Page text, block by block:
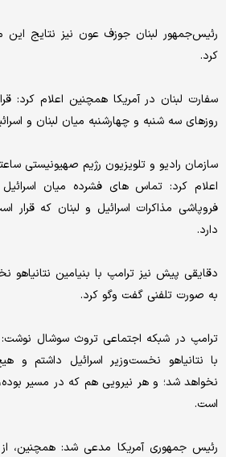
رئیس‌جمهور لبنان جوزف عون نیز نتایج این
کرد.
سفارت لبنان در آمریکا همچنین اعلام کرد:
روزهای سه شنبه و چهارشنبه میان لبنان و
سازمان رادیو و تلویزیون رژیم صهیونیستی
اعلام کرد: تماس های فشرده میان اسرائیل
فروپاشی مذاکرات اسرائیل و لبنان که قرار
دارد.
دقایقی پیش نیز ترامپ با بنیامین نتانیاهو
به صورت تلفنی گفت وگو کرد.
ترامپ در شبکه اجتماعی تروث سوشال
با نتانیاهو نخست‌وزیر اسرائیل داشتم و
نخواهد شد؛ و هر نیرویی هم که در مسیر
است.
رئیس جمهوری آمریکا مدعی شد: همچنین، از